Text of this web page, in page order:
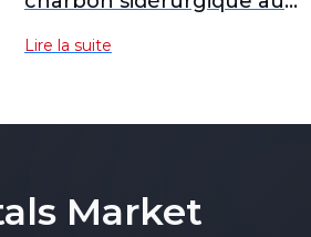
Lire la suite
Market